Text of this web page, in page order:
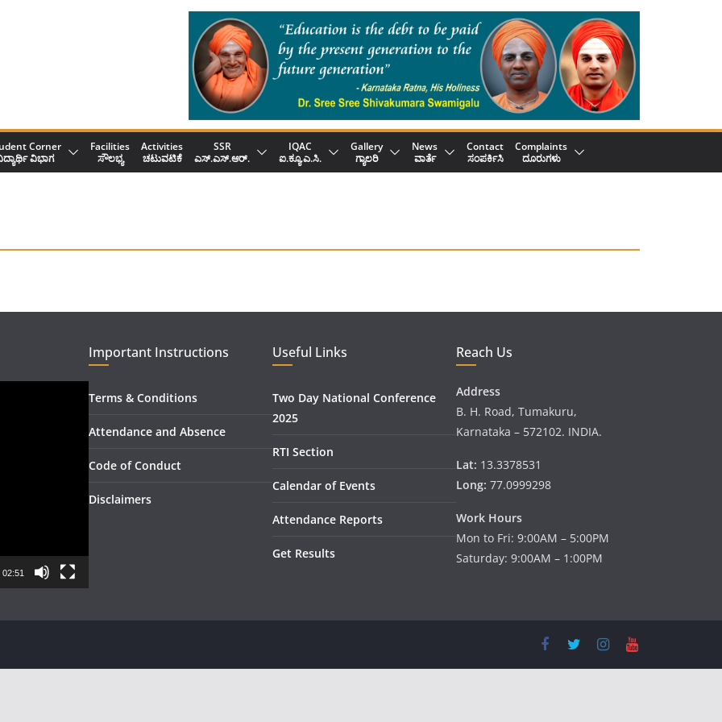
Corner
ವಿಭಾಗ
Facilities
ಸೌಲಭ್ಯ
Activities
ಚಟುವಟಿಕೆ
SSR
ಎಸ್.ಎಸ್.ಆರ್.
IQAC
ಐ.ಕ್ಯೂ.ಎ.ಸಿ.
Gallery
ಗ್ಯಾಲರಿ
News
ವಾರ್ತೆ
Contact
ಸಂಪರ್ಕಿಸಿ
Complaints
ದೂರುಗಳು
02:51
Important Instructions
Terms & Conditions
Attendance and Absence
Code of Conduct
Disclaimers
Useful Links
Two Day National Conference
2025
RTI Section
Calendar of Events
Attendance Reports
Get Results
Reach Us
Address
B. H. Road, Tumakuru,
Karnataka – 572102. INDIA.
Lat: 13.3378531
Long: 77.0999298
Work Hours
Mon to Fri: 9:00AM – 5:00PM
Saturday: 9:00AM – 1:00PM